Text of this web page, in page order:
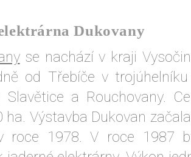
Dukovany
se nachází v kraji
od Třebíče v
Slavětice a Rouchovany.
ha. Výstavba Dukovan
roce 1978. V roce 1987